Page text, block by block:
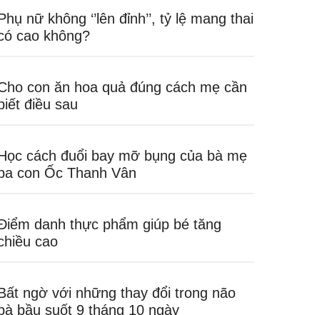
nữ không ‘’lên đỉnh’’, tỷ lệ mang thai
cao không?
con ăn hoa quả đúng cách mẹ cần
biết điều sau
cách đuổi bay mỡ bụng của bà mẹ
ba con Ốc Thanh Vân
danh thực phẩm giúp bé tăng
cao
ngờ với những thay đổi trong não
bà bầu suốt 9 tháng 10 ngày